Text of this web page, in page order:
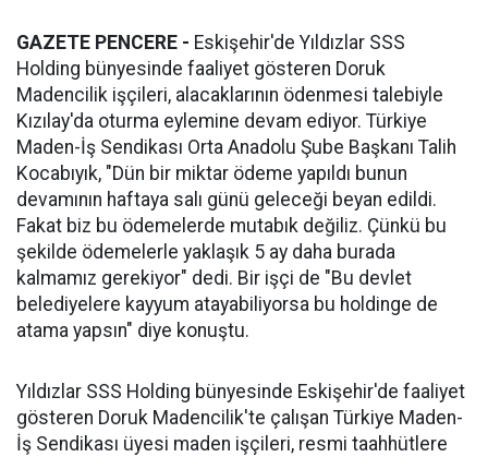
GAZETE PENCERE - Eskişehir'de Yıldızlar SSS
Holding bünyesinde faaliyet gösteren Doruk
Madencilik işçileri, alacaklarının ödenmesi talebiyle
Kızılay'da oturma eylemine devam ediyor. Türkiye
Maden-İş Sendikası Orta Anadolu Şube Başkanı Talih
Kocabıyık, "Dün bir miktar ödeme yapıldı bunun
devamının haftaya salı günü geleceği beyan edildi.
Fakat biz bu ödemelerde mutabık değiliz. Çünkü bu
şekilde ödemelerle yaklaşık 5 ay daha burada
kalmamız gerekiyor" dedi. Bir işçi de "Bu devlet
belediyelere kayyum atayabiliyorsa bu holdinge de
atama yapsın" diye konuştu.
Yıldızlar SSS Holding bünyesinde Eskişehir'de faaliyet
gösteren Doruk Madencilik'te çalışan Türkiye Maden-
İş Sendikası üyesi maden işçileri, resmi taahhütlere